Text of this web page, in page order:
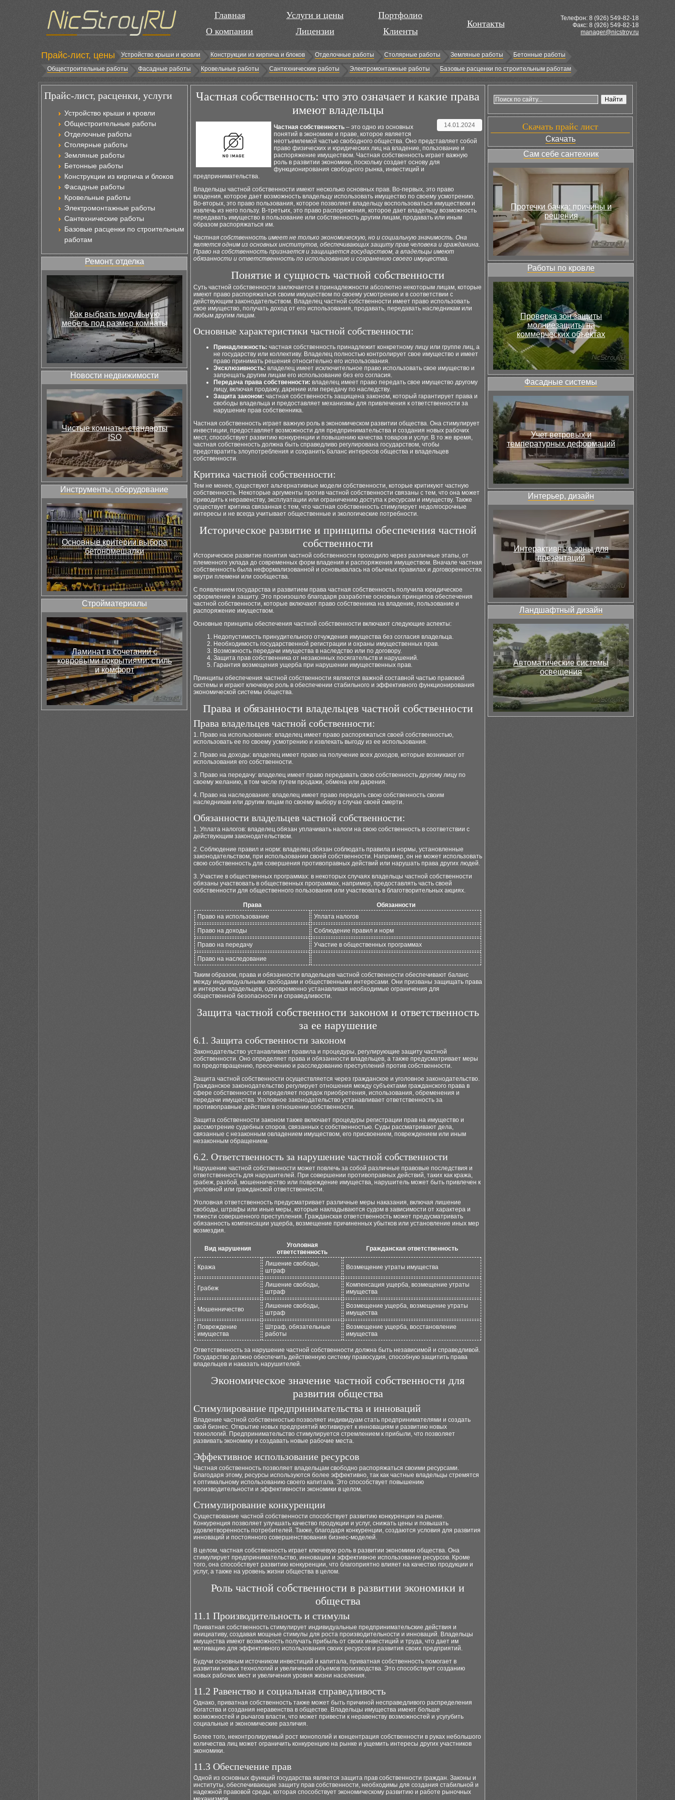
Главная
О компании
Услуги и цены
Лицензии
Портфолио
Клиенты
Контакты
Телефон: 8 (926) 549-82-18
Факс: 8 (926) 549-82-18
manager@nicstroy.ru
Прайс-лист, цены Устройство крыши и кровли Конструкции из кирпича и блоков Отделочные работы Столярные работы Земляные работы
Бетонные работы
Общестроительные работы
Фасадные работы Кровельные работы Сантехнические работы Электромонтажные работы Базовые расценки по строительным работам
Прайс-лист, расценки, услуги
Устройство крыши и кровли
Общестроительные работы
Отделочные работы
Столярные работы
Земляные работы
Бетонные работы
Конструкции из кирпича и блоков
Фасадные работы
Кровельные работы
Электромонтажные работы
Сантехнические работы
Базовые расценки по строительным
работам
Ремонт, отделка
Как выбрать модульную
мебель под размер комнаты
Новости недвижимости
Чистые комнаты: стандарты
ISO
Инструменты, оборудование
Основные критерии выбора
бетономешалки
Стройматериалы
Ламинат в сочетании с
ковровыми покрытиями: стиль
и комфорт
Частная собственность: что это означает и какие права
имеют владельцы
14.01.2024
Частная собственность – это одно из основных
понятий в экономике и праве, которое является
неотъемлемой частью свободного общества. Оно представляет собой
право физических и юридических лиц на владение, пользование и
распоряжение имуществом. Частная собственность играет важную
роль в развитии экономики, поскольку создает основу для
функционирования свободного рынка, инвестиций и
предпринимательства.
Владельцы частной собственности имеют несколько основных прав. Во-первых, это право
владения, которое дает возможность владельцу использовать имущество по своему усмотрению.
Во-вторых, это право пользования, которое позволяет владельцу воспользоваться имуществом и
извлечь из него пользу. В-третьих, это право распоряжения, которое дает владельцу возможность
передавать имущество в пользование или собственность другим лицам, продавать или иным
образом распоряжаться им.
Частная собственность имеет не только экономическую, но и социальную значимость. Она
является одним из основных институтов, обеспечивающих защиту прав человека и гражданина.
Право на собственность признается и защищается государством, а владельцы имеют
обязанности и ответственность по использованию и сохранению своего имущества.
Понятие и сущность частной собственности
Суть частной собственности заключается в принадлежности абсолютно некоторым лицам, которые
имеют право распоряжаться своим имуществом по своему усмотрению и в соответствии с
действующим законодательством. Владелец частной собственности имеет право использовать
свое имущество, получать доход от его использования, продавать, передавать наследникам или
любым другим лицам.
Основные характеристики частной собственности:
Принадлежность: частная собственность принадлежит конкретному лицу или группе лиц, а
не государству или коллективу. Владелец полностью контролирует свое имущество и имеет
право принимать решения относительно его использования.
Эксклюзивность: владелец имеет исключительное право использовать свое имущество и
запрещать другим лицам его использование без его согласия.
Передача права собственности: владелец имеет право передать свое имущество другому
лицу, включая продажу, дарение или передачу по наследству.
Защита законом: частная собственность защищена законом, который гарантирует права и
свободы владельца и предоставляет механизмы для привлечения к ответственности за
нарушение прав собственника.
Частная собственность играет важную роль в экономическом развитии общества. Она стимулирует
инвестиции, предоставляет возможности для предпринимательства и создания новых рабочих
мест, способствует развитию конкуренции и повышению качества товаров и услуг. В то же время,
частная собственность должна быть справедливо регулирована государством, чтобы
предотвратить злоупотребления и сохранить баланс интересов общества и владельцев
собственности.
Критика частной собственности:
Тем не менее, существуют альтернативные модели собственности, которые критикуют частную
собственность. Некоторые аргументы против частной собственности связаны с тем, что она может
приводить к неравенству, эксплуатации или ограничению доступа к ресурсам и имуществу. Также
существует критика связанная с тем, что частная собственность стимулирует недолгосрочные
интересы и не всегда учитывает общественные и экологические потребности.
Историческое развитие и принципы обеспечения частной
собственности
Историческое развитие понятия частной собственности проходило через различные этапы, от
племенного уклада до современных форм владения и распоряжения имуществом. Вначале частная
собственность была неформализованной и основывалась на обычных правилах и договоренностях
внутри племени или сообщества.
С появлением государства и развитием права частная собственность получила юридическое
оформление и защиту. Это произошло благодаря разработке основных принципов обеспечения
частной собственности, которые включают право собственника на владение, пользование и
распоряжение имуществом.
Основные принципы обеспечения частной собственности включают следующие аспекты:
Недопустимость принудительного отчуждения имущества без согласия владельца.
Необходимость государственной регистрации и охраны имущественных прав.
Возможность передачи имущества в наследство или по договору.
Защита прав собственника от незаконных посягательств и нарушений.
Гарантия возмещения ущерба при нарушении имущественных прав.
Принципы обеспечения частной собственности являются важной составной частью правовой
системы и играют ключевую роль в обеспечении стабильного и эффективного функционирования
экономической системы общества.
Права и обязанности владельцев частной собственности
Права владельцев частной собственности:
1. Право на использование: владелец имеет право распоряжаться своей собственностью,
использовать ее по своему усмотрению и извлекать выгоду из ее использования.
2. Право на доходы: владелец имеет право на получение всех доходов, которые возникают от
использования его собственности.
3. Право на передачу: владелец имеет право передавать свою собственность другому лицу по
своему желанию, в том числе путем продажи, обмена или дарения.
4. Право на наследование: владелец имеет право передать свою собственность своим
наследникам или другим лицам по своему выбору в случае своей смерти.
Обязанности владельцев частной собственности:
1. Уплата налогов: владелец обязан уплачивать налоги на свою собственность в соответствии с
действующим законодательством.
2. Соблюдение правил и норм: владелец обязан соблюдать правила и нормы, установленные
законодательством, при использовании своей собственности. Например, он не может использовать
свою собственность для совершения противоправных действий или нарушать права других людей.
3. Участие в общественных программах: в некоторых случаях владельцы частной собственности
обязаны участвовать в общественных программах, например, предоставлять часть своей
собственности для общественного пользования или участвовать в благотворительных акциях.
Права
Обязанности
Право на использование
Уплата налогов
Право на доходы
Соблюдение правил и норм
Право на передачу
Участие в общественных программах
Право на наследование
Таким образом, права и обязанности владельцев частной собственности обеспечивают баланс
между индивидуальными свободами и общественными интересами. Они призваны защищать права
и интересы владельцев, одновременно устанавливая необходимые ограничения для
общественной безопасности и справедливости.
Защита частной собственности законом и ответственность
за ее нарушение
6.1. Защита собственности законом
Законодательство устанавливает правила и процедуры, регулирующие защиту частной
собственности. Оно определяет права и обязанности владельцев, а также предусматривает меры
по предотвращению, пресечению и расследованию преступлений против собственности.
Защита частной собственности осуществляется через гражданское и уголовное законодательство.
Гражданское законодательство регулирует отношения между субъектами гражданского права в
сфере собственности и определяет порядок приобретения, использования, обременения и
передачи имущества. Уголовное законодательство устанавливает ответственность за
противоправные действия в отношении собственности.
Защита собственности законом также включает процедуры регистрации прав на имущество и
рассмотрение судебных споров, связанных с собственностью. Суды рассматривают дела,
связанные с незаконным овладением имуществом, его присвоением, повреждением или иным
незаконным обращением.
6.2. Ответственность за нарушение частной собственности
Нарушение частной собственности может повлечь за собой различные правовые последствия и
ответственность для нарушителей. При совершении противоправных действий, таких как кража,
грабеж, разбой, мошенничество или повреждение имущества, нарушитель может быть привлечен к
уголовной или гражданской ответственности.
Уголовная ответственность предусматривает различные меры наказания, включая лишение
свободы, штрафы или иные меры, которые накладываются судом в зависимости от характера и
тяжести совершенного преступления. Гражданская ответственность может предусматривать
обязанность компенсации ущерба, возмещение причиненных убытков или установление иных мер
возмездия.
Вид нарушения
Уголовная
ответственность
Гражданская ответственность
Кража
Лишение свободы,
штраф
Возмещение утраты имущества
Грабеж
Лишение свободы,
штраф
Компенсация ущерба, возмещение утраты
имущества
Мошенничество
Лишение свободы,
штраф
Возмещение ущерба, возмещение утраты
имущества
Повреждение
имущества
Штраф, обязательные
работы
Возмещение ущерба, восстановление
имущества
Ответственность за нарушение частной собственности должна быть независимой и справедливой.
Государство должно обеспечить действенную систему правосудия, способную защитить права
владельцев и наказать нарушителей.
Экономическое значение частной собственности для
развития общества
Стимулирование предпринимательства и инноваций
Владение частной собственностью позволяет индивидуам стать предпринимателями и создать
свой бизнес. Открытие новых предприятий мотивирует к инновациям и развитию новых
технологий. Предпринимательство стимулируется стремлением к прибыли, что позволяет
развивать экономику и создавать новые рабочие места.
Эффективное использование ресурсов
Частная собственность позволяет владельцам свободно распоряжаться своими ресурсами.
Благодаря этому, ресурсы используются более эффективно, так как частные владельцы стремятся
к оптимальному использованию своего капитала. Это способствует повышению
производительности и эффективности экономики в целом.
Стимулирование конкуренции
Существование частной собственности способствует развитию конкуренции на рынке.
Конкуренция позволяет улучшать качество продукции и услуг, снижать цены и повышать
удовлетворенность потребителей. Также, благодаря конкуренции, создаются условия для развития
инноваций и постоянного совершенствования бизнес-моделей.
В целом, частная собственность играет ключевую роль в развитии экономики общества. Она
стимулирует предпринимательство, инновации и эффективное использование ресурсов. Кроме
того, она способствует развитию конкуренции, что благоприятно влияет на качество продукции и
услуг, а также на уровень жизни общества в целом.
Роль частной собственности в развитии экономики и
общества
11.1 Производительность и стимулы
Приватная собственность стимулирует индивидуальные предпринимательские действия и
инициативу, создавая мощные стимулы для роста производительности и инноваций. Владельцы
имущества имеют возможность получать прибыль от своих инвестиций и труда, что дает им
мотивацию для эффективного использования своих ресурсов и развития своих предприятий.
Будучи основным источником инвестиций и капитала, приватная собственность помогает в
развитии новых технологий и увеличении объемов производства. Это способствует созданию
новых рабочих мест и увеличения уровня жизни населения.
11.2 Равенство и социальная справедливость
Однако, приватная собственность также может быть причиной несправедливого распределения
богатства и создания неравенства в обществе. Владельцы имущества имеют больше
возможностей и рычагов власти, что может привести к неравенству возможностей и усугубить
социальные и экономические различия.
Более того, неконтролируемый рост монополий и концентрация собственности в руках небольшого
количества лиц может ограничить конкуренцию на рынке и ущемить интересы других участников
экономики.
11.3 Обеспечение прав
Одной из основных функций государства является защита прав собственности граждан. Законы и
институты, обеспечивающие защиту прав собственности, необходимы для создания стабильной и
надежной правовой среды, которая способствует экономическому развитию и работе рыночных
Скачать прайс лист
Скачать
Сам себе сантехник
Протечки бачка: причины и
решения
Работы по кровле
Проверка зон защиты
молниезащиты на
коммерческих объектах
Фасадные системы
Учет ветровых и
температурных деформаций
Интерьер, дизайн
Интерактивные зоны для
презентаций
Ландшафтный дизайн
Автоматические системы
освещения